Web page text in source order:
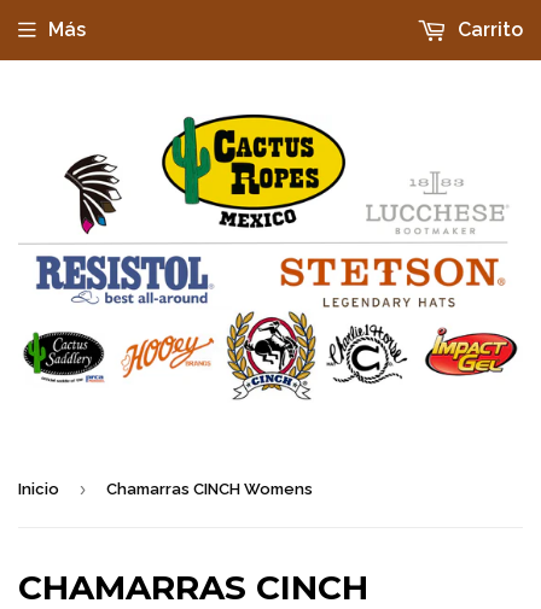
Más Carrito
Inicio › Chamarras CINCH Womens
CHAMARRAS CINCH